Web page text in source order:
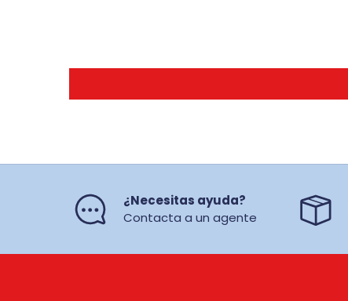
¿Necesitas ayuda?
Contacta a un agente